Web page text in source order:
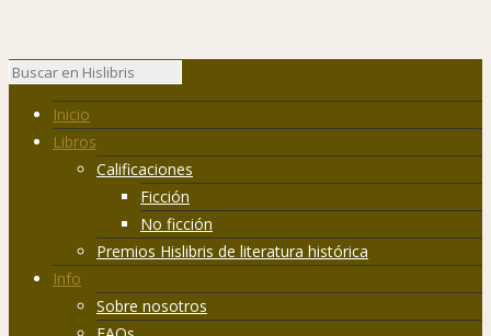
Inicio
Libros
Calificaciones
Ficción
No ficción
Premios Hislibris de literatura histórica
Info
Sobre nosotros